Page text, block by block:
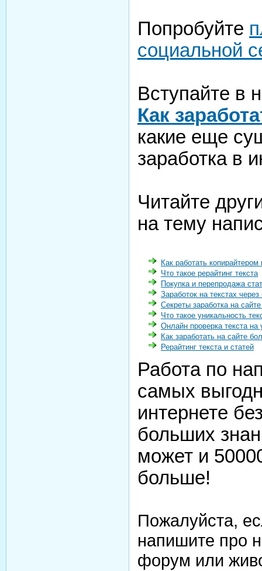
Попробуйте
социальной
Вступайте в
Как
какие еще
заработка в
Читайте
на тему
Как работать
Что такое рерайтинг текста
Покупка и перепродажа
Заработок на текстах
Секреты заработка на
Что такое уникальность
Онлайн проверка текста на
Как заработать на сайте
Рерайтинг текста и статей
Работа по
самых
интернете
больших
может и
больше!
Пожалуйста,
напишите про
форум или